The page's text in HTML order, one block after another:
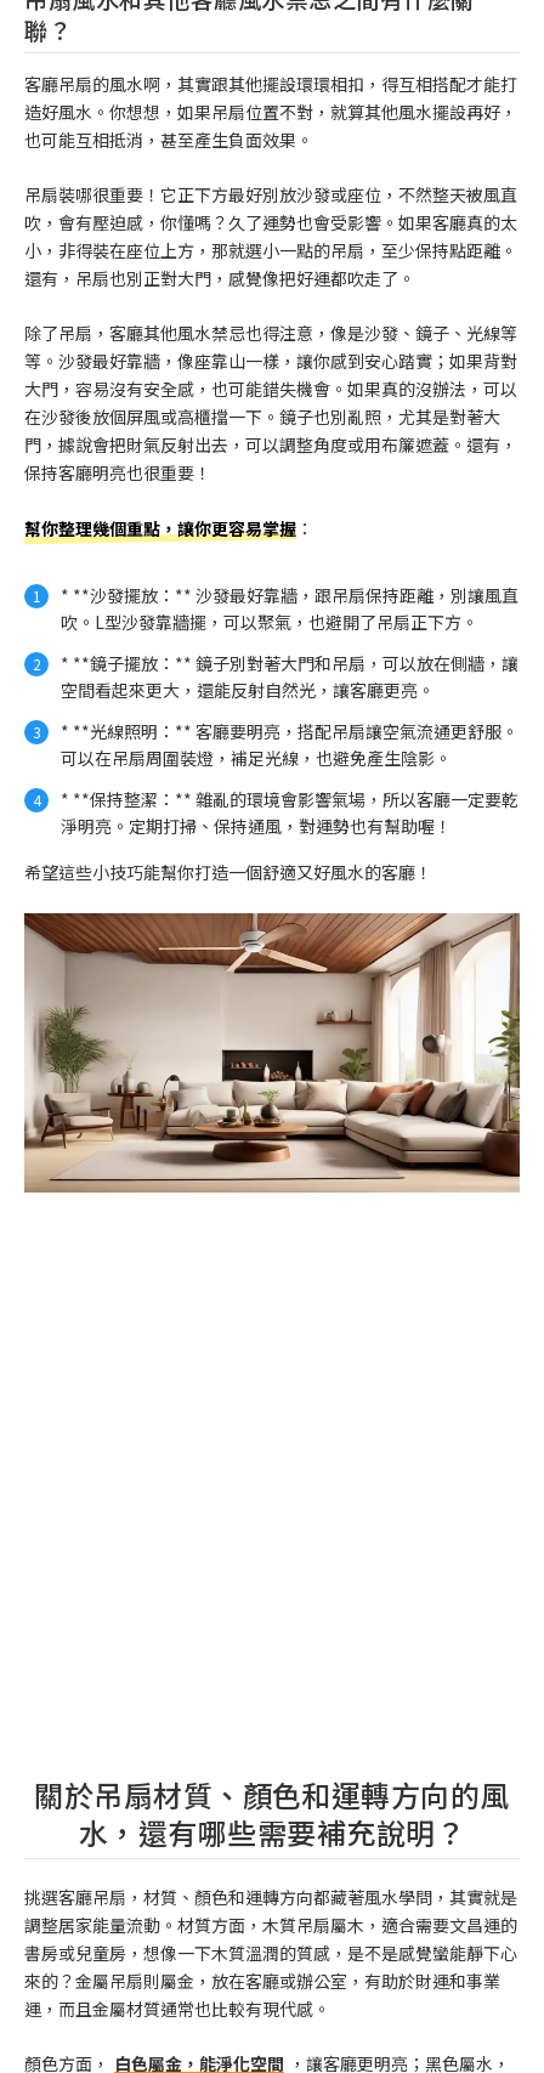
聯？
客廳吊扇的風水啊，其實跟其他擺設環環相扣，得互相搭配才能打
造好風水。你想想，如果吊扇位置不對，就算其他風水擺設再好，
也可能互相抵消，甚至產生負面效果。
吊扇裝哪很重要！它正下方最好別放沙發或座位，不然整天被風直
吹，會有壓迫感，你懂嗎？久了運勢也會受影響。如果客廳真的太
小，非得裝在座位上方，那就選小一點的吊扇，至少保持點距離。
還有，吊扇也別正對大門，感覺像把好運都吹走了。
除了吊扇，客廳其他風水禁忌也得注意，像是沙發、鏡子、光線等
等。沙發最好靠牆，像座靠山一樣，讓你感到安心踏實；如果背對
大門，容易沒有安全感，也可能錯失機會。如果真的沒辦法，可以
在沙發後放個屏風或高櫃擋一下。鏡子也別亂照，尤其是對著大
門，據說會把財氣反射出去，可以調整角度或用布簾遮蓋。還有，
保持客廳明亮也很重要！
幫你整理幾個重點，讓你更容易掌握 ：
* **沙發擺放：** 沙發最好靠牆，跟吊扇保持距離，別讓風直
吹。L型沙發靠牆擺，可以聚氣，也避開了吊扇正下方。
* **鏡子擺放：** 鏡子別對著大門和吊扇，可以放在側牆，讓
空間看起來更大，還能反射自然光，讓客廳更亮。
* **光線照明：** 客廳要明亮，搭配吊扇讓空氣流通更舒服。
可以在吊扇周圍裝燈，補足光線，也避免產生陰影。
* **保持整潔：** 雜亂的環境會影響氣場，所以客廳一定要乾
淨明亮。定期打掃、保持通風，對運勢也有幫助喔！
希望這些小技巧能幫你打造一個舒適又好風水的客廳！
關於吊扇材質、顏色和運轉方向的風
水，還有哪些需要補充說明？
挑選客廳吊扇，材質、顏色和運轉方向都藏著風水學問，其實就是
調整居家能量流動。材質方面，木質吊扇屬木，適合需要文昌運的
書房或兒童房，想像一下木質溫潤的質感，是不是感覺蠻能靜下心
來的？金屬吊扇則屬金，放在客廳或辦公室，有助於財運和事業
運，而且金屬材質通常也比較有現代感。
顏色方面， 白色屬金，能淨化空間 ，讓客廳更明亮；黑色屬水，